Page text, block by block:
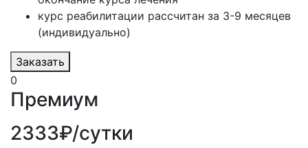
курс реабилитации рассчитан за 3-9 месяцев
(индивидуально)
Заказать
0
Премиум
2333₽/сутки